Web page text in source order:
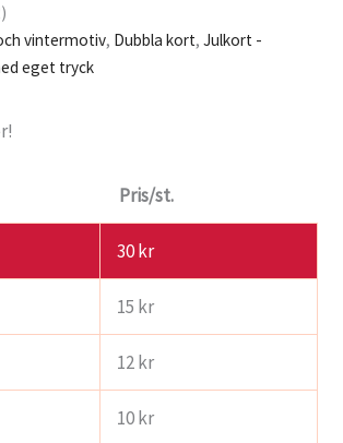
vintermotiv, Dubbla kort, Julkort -
eget tryck
Pris/st.
30kr
15 kr
12kr
10kr